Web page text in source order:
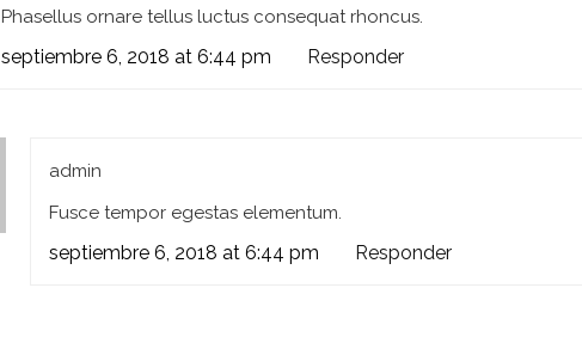
Phasellus ornare tellus luctus consequat rhoncus.
Responder
septiembre 6, 2018 at 6:44 pm
admin
Fusce tempor egestas elementum.
Responder
septiembre 6, 2018 at 6:44 pm